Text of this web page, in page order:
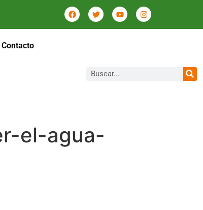
Contacto
el-agua-